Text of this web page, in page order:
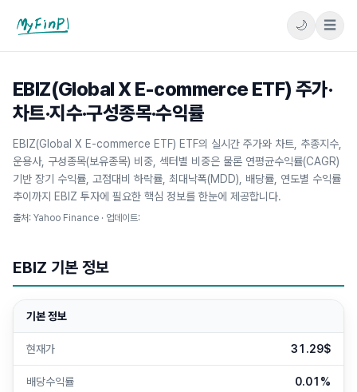
마이핀플
🌙 ☰
EBIZ(Global X E-commerce ETF) 주가·
차트·지수·구성종목·수익률
EBIZ(Global X E-commerce ETF) ETF의 실시간 주가와 차트, 추종지수,
운용사, 구성종목(보유종목) 비중, 섹터별 비중은 물론 연평균수익률(CAGR)
기반 장기 수익률, 고점대비 하락률, 최대낙폭(MDD), 배당률, 연도별 수익률
추이까지 EBIZ 투자에 필요한 핵심 정보를 한눈에 제공합니다.
출처: Yahoo Finance · 업데이트:
EBIZ 기본 정보
기본 정보
현재가 31.29$
배당수익률 0.01%